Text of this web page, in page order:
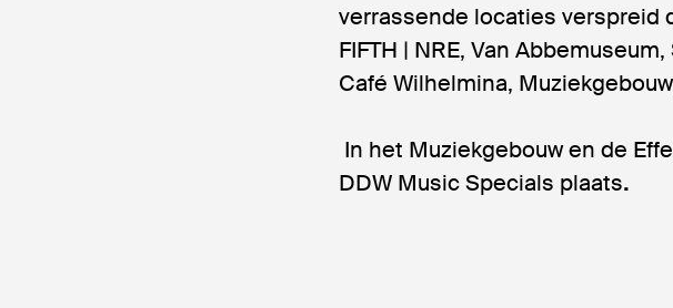
verrassende locaties verspreid
FIFTH | NRE, Van
Café Wilhelmina,
In het Muziekgebouw en de
DDW Music Specials plaats.